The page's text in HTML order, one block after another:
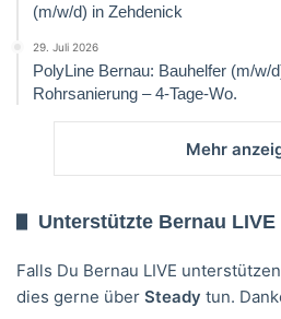
(m/w/d) in Zehdenick
29. Juli 2026
PolyLine Bernau: Bauhelfer (m/w/
Rohrsanierung – 4-Tage-Wo.
Mehr
Unterstützte Bernau LIVE
Falls Du Bernau LIVE
dies gerne über Steady tun.